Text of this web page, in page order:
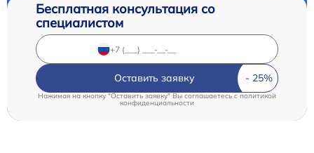
Бесплатная консультация со
специалистом
Оставить заявку
Нажимая на кнопку "Оставить заявку" Вы соглашаетесь c политикой
конфиденциальности